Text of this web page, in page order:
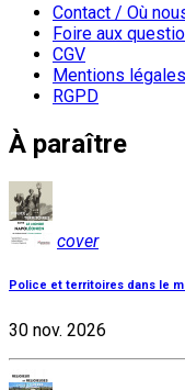
Contact / Où
Foire aux
CGV
Mentions légales
RGPD
À paraître
cover
Police et territoires dans le
30 nov. 2026